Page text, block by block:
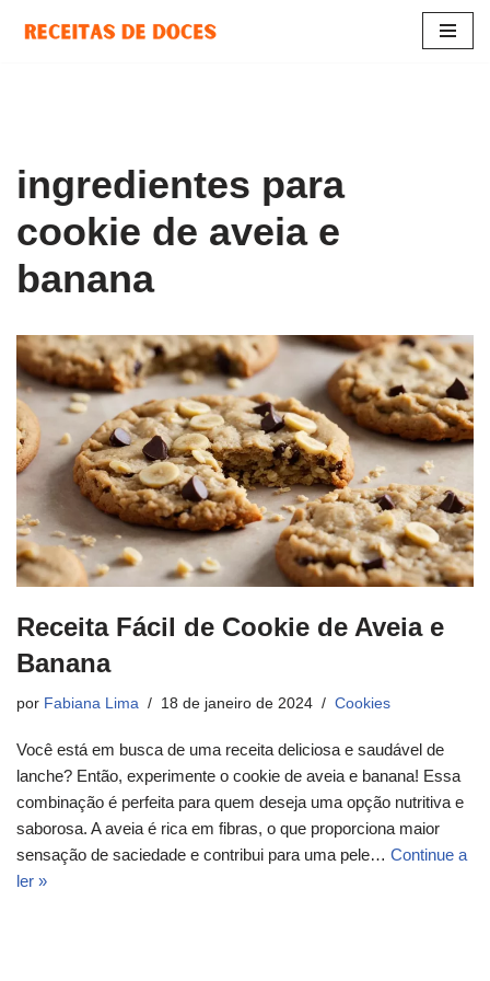
ingredientes para
cookie de aveia e
banana
Receita Fácil de Cookie de Aveia e
Banana
por Fabiana Lima 18 de janeiro de 2024 Cookies
Você está em busca de uma receita deliciosa e saudável de
lanche? Então, experimente o cookie de aveia e banana! Essa
combinação é perfeita para quem deseja uma opção nutritiva e
saborosa. A aveia é rica em fibras, o que proporciona maior
sensação de saciedade e contribui para uma pele… Continue a
ler »